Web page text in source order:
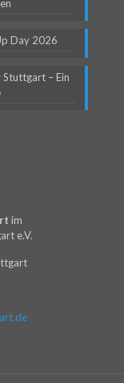
Day 2026
Stuttgart – Ein
im
e.V.